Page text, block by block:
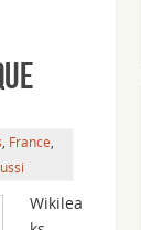
France
Wikilea